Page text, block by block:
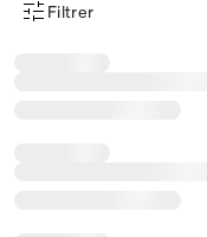
Menu des filtres d'articles
Filtrer